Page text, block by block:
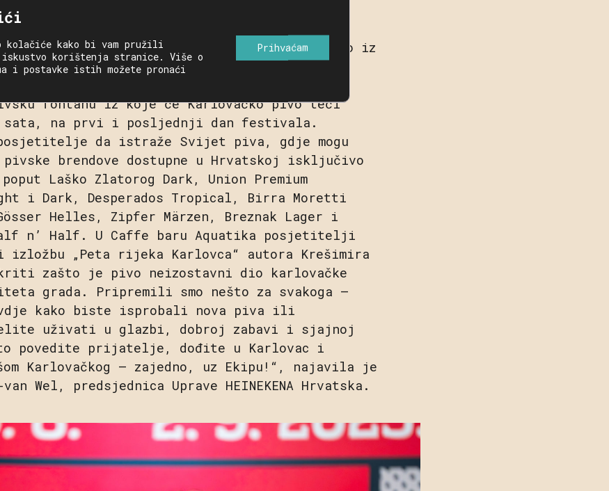
za medije u Zorin domu predstavnici Grada
Hrvatska, glavnog sponzora Dana piva,
program ovogodišnjeg izdanja. „Dolazimo iz
četiri rijeke, baš kao što Karlovačko
i okuplja prijatelje. Ove godine ponovno
fontanu iz koje će Karlovačko pivo teći
sata, na prvi i posljednji dan festivala.
posjetitelje da istraže Svijet piva, gdje mogu
brendove dostupne u Hrvatskoj isključivo
Laško Zlatorog Dark, Union Premium
i Dark, Desperados Tropical, Birra Moretti
Helles, Zipfer Märzen, Breznak Lager i
n’ Half. U Caffe baru Aquatika posjetitelji
izložbu „Peta rijeka Karlovca“ autora Krešimira
zašto je pivo neizostavni dio karlovačke
grada. Pripremili smo nešto za svakoga –
kako biste isprobali nova piva ili
uživati u glazbi, dobroj zabavi i sjajnoj
povedite prijatelje, dođite u Karlovac i
Karlovačkog – zajedno, uz Ekipu!“, najavila je
van Wel, predsjednica Uprave HEINEKENA Hrvatska.
kolačiće kako bi vam pružili
korištenja stranice. Više o
i postavke istih možete pronaći
Prihvaćam